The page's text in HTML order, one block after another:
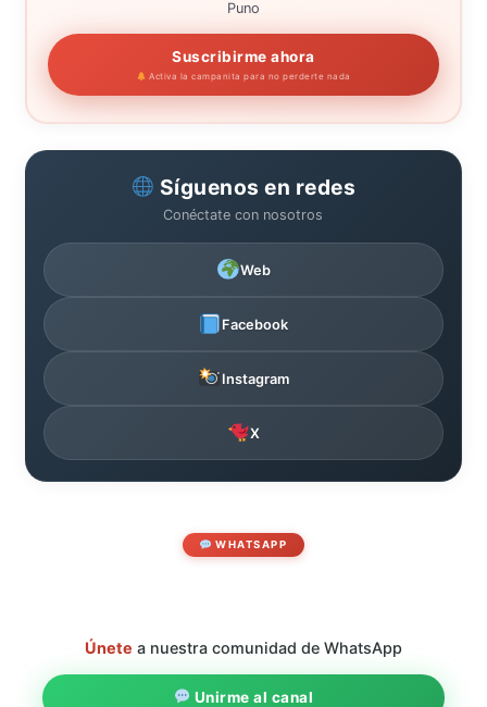
Puno
Suscribirme ahora
Activa la campanita para no perderte nada
Síguenos en redes
Conéctate con nosotros
Web
Facebook
Instagram
X
WHATSAPP
Únete a nuestra comunidad de WhatsApp
Unirme al canal